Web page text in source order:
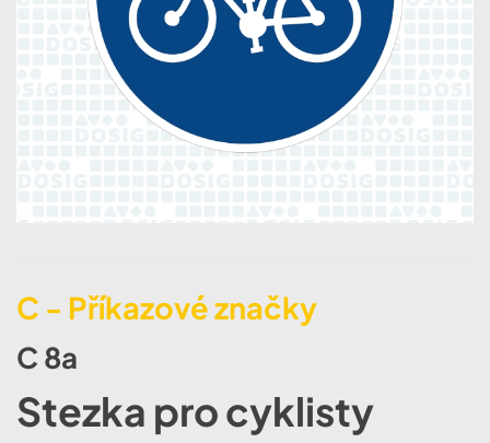
C - Příkazové značky
C 8a
Stezka pro cyklisty